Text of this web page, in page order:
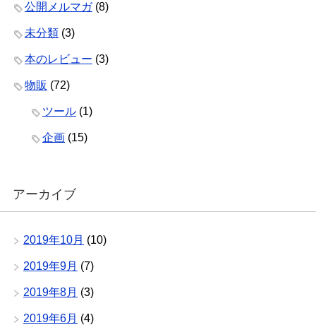
公開メルマガ(8)
未分類 (3)
本のレビュー (3)
物販 (72)
ツール (1)
企画 (15)
アーカイブ
2019年10月 (10)
2019年9月 (7)
2019年8月 (3)
2019年6月 (4)